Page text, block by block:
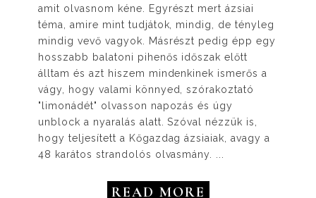
amit olvasnom kéne. Egyrészt mert ázsiai
téma, amire mint tudjátok, mindig, de tényleg
mindig vevő vagyok. Másrészt pedig épp egy
hosszabb balatoni pihenős időszak előtt
álltam és azt hiszem mindenkinek ismerős a
vágy, hogy valami könnyed, szórakoztató
"limonádét" olvasson napozás és úgy
unblock a nyaralás alatt. Szóval nézzük is,
hogy teljesített a Kőgazdag ázsiaiak, avagy a
48 karátos strandolós olvasmány. ...
READ MORE